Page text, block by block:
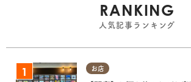
RANKING
人気記事ランキング
お店